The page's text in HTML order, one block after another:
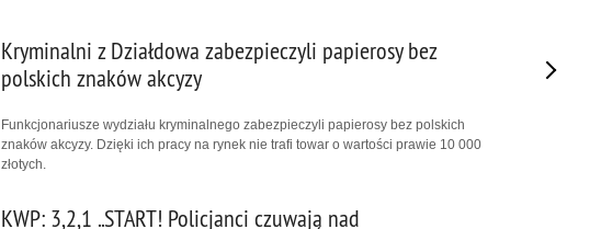
Kryminalni z Działdowa zabezpieczyli papierosy bez
polskich znaków akcyzy
Funkcjonariusze wydziału kryminalnego zabezpieczyli papierosy bez polskich
znaków akcyzy. Dzięki ich pracy na rynek nie trafi towar o wartości prawie 10 000
złotych.
KWP: 3,2,1 ..START! Policjanci czuwają nad